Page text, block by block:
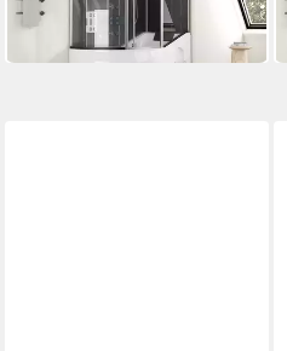
in 6-7 Werktagen bei dir